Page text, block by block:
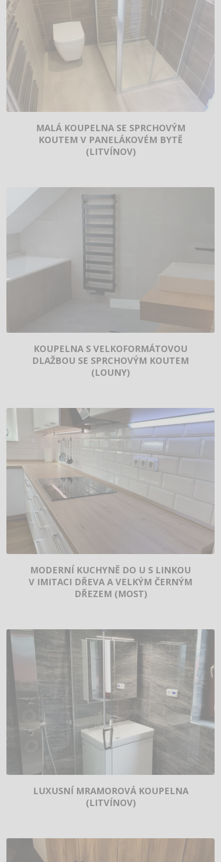
MALÁ KOUPELNA SE SPRCHOVÝM
KOUTEM V PANELÁKOVÉM BYTĚ
(LITVÍNOV)
KOUPELNA S VELKOFORMÁTOVOU
DLAŽBOU SE SPRCHOVÝM KOUTEM
(LOUNY)
MODERNÍ KUCHYNĚ DO U S LINKOU
V IMITACI DŘEVA A VELKÝM ČERNÝM
DŘEZEM (MOST)
LUXUSNÍ MRAMOROVÁ KOUPELNA
(LITVÍNOV)